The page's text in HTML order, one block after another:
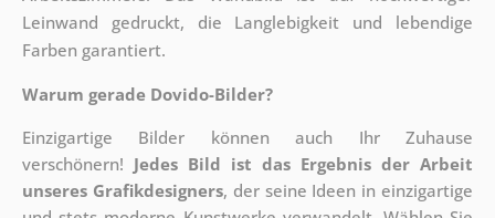
Leinwand gedruckt, die Langlebigkeit und lebendige
Farben garantiert.
Warum gerade Dovido-Bilder?
Einzigartige Bilder können auch Ihr Zuhause
verschönern! Jedes Bild ist das Ergebnis der Arbeit
unseres Grafikdesigners, der seine Ideen in einzigartige